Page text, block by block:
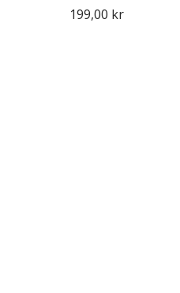
199,00 kr